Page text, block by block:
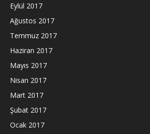
Eylül 2017
Ağustos 2017
Temmuz 2017
Haziran 2017
Mayıs 2017
Nisan 2017
Mart 2017
Şubat 2017
Ocak 2017